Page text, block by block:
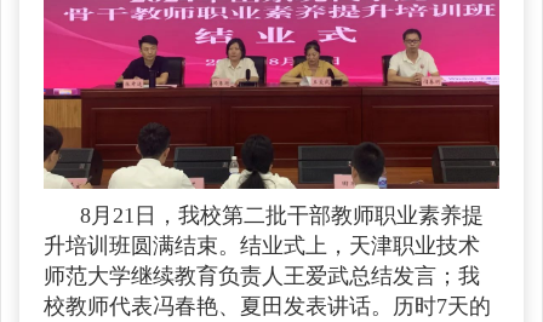
8月21日，我校第二批干部教师职业素养提
升培训班圆满结束。结业式上，天津职业技术
师范大学继续教育负责人王爱武总结发言；我
校教师代表冯春艳、夏田发表讲话。历时7天的